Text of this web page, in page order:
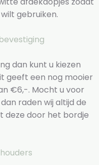
gebruiken.
dan kunt u kiezen
geeft een nog mooier
€6,-. Mocht u voor
raden wij altijd de
deze door het bordje